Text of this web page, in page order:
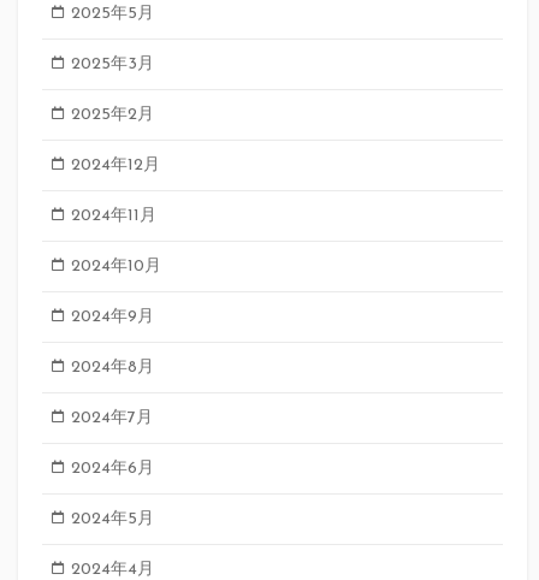
2025年5月
2025年3月
2025年2月
2024年12月
2024年11月
2024年10月
2024年9月
2024年8月
2024年7月
2024年6月
2024年5月
2024年4月